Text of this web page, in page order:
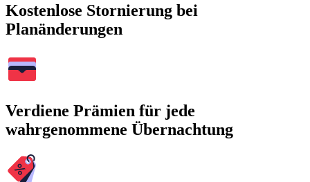
Kostenlose Stornierung bei
Planänderungen
Verdiene Prämien für jede
wahrgenommene Übernachtung